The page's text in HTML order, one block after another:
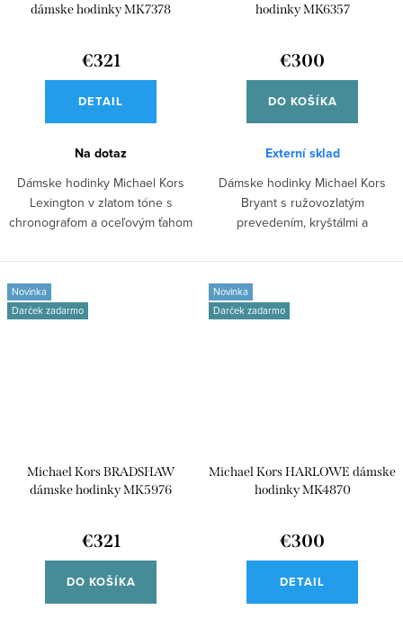
dámske hodinky MK7378
€321
DETAIL
Na dotaz
Dámske hodinky Michael Kors
Lexington v zlatom tóne s
chronografom a oceľovým ťahom
hodinky MK6357
€300
DO KOŠÍKA
Externí sklad
Dámske hodinky Michael Kors
Bryant s ružovozlatým
prevedením, kryštálmi a
Novinka
Darček zadarmo
Michael Kors BRADSHAW
dámske hodinky MK5976
€321
DO KOŠÍKA
Novinka
Darček zadarmo
Michael Kors HARLOWE dámske
hodinky MK4870
€300
DETAIL